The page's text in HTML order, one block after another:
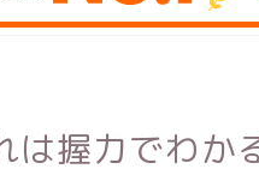
は握力でわか